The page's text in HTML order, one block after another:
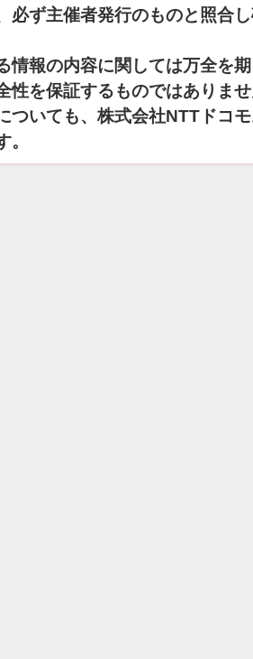
必ず主催者発行のものと照合
報の内容に関しては万全を期
性を保証するものではありま
ついても、株式会社NTTドコ